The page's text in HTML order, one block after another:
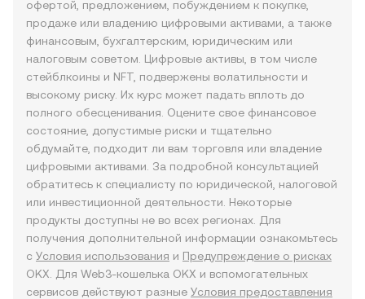
офертой, предложением, побуждением к покупке,
продаже или владению цифровыми активами, а также
финансовым, бухгалтерским, юридическим или
налоговым советом. Цифровые активы, в том числе
стейблкоины и NFT, подвержены волатильности и
высокому риску. Их курс может падать вплоть до
полного обесценивания. Оцените свое финансовое
состояние, допустимые риски и тщательно
обдумайте, подходит ли вам торговля или владение
цифровыми активами. За подробной консультацией
обратитесь к специалисту по юридической, налоговой
или инвестиционной деятельности. Некоторые
продукты доступны не во всех регионах. Для
получения дополнительной информации ознакомьтесь
с Условия использования и Предупреждение о рисках
OKX. Для Web3-кошелька OKX и вспомогательных
сервисов действуют разные Условия предоставления